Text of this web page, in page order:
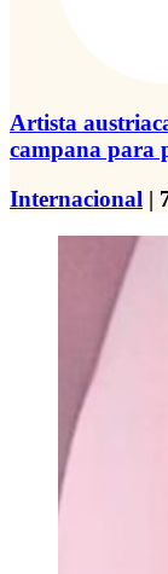
Artista
campana para
Internacional |